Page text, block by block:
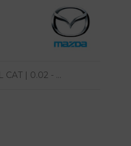
CAT | 0.02 - ...